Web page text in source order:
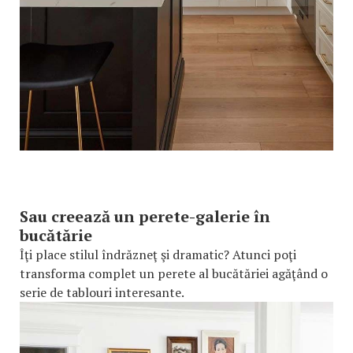
Sau creează un perete-galerie în
bucătărie
Îţi place stilul îndrăzneţ şi dramatic? Atunci poţi
transforma complet un perete al bucătăriei agăţând o
serie de tablouri interesante.